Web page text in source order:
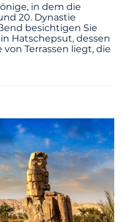
in dem die
20. Dynastie
besichtigen Sie
Hatschepsut, dessen
Terrassen liegt, die